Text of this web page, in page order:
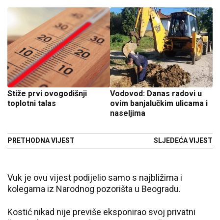
Stiže prvi ovogodišnji
toplotni talas
PRETHODNA VIJEST
Vodovod: Danas radovi u
ovim banjalučkim ulicama i
naseljima
SLJEDEĆA VIJEST
Vuk je ovu vijest podijelio samo s najbližima i
kolegama iz Narodnog pozorišta u Beogradu.
Kostić nikad nije previše eksponirao svoj privatni